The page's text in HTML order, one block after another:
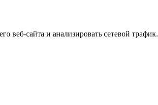
веб-сайта и анализировать сетевой трафик.